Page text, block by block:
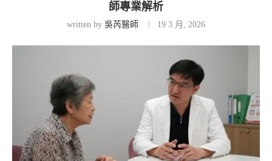
師專業解析
written by 吳芮醫師 19 3 月, 2026